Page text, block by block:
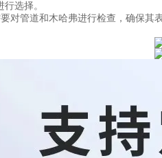
选择。
对管道和木哈弗进行检查，确保其